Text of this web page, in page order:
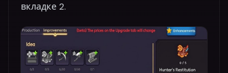
вкладке 2.